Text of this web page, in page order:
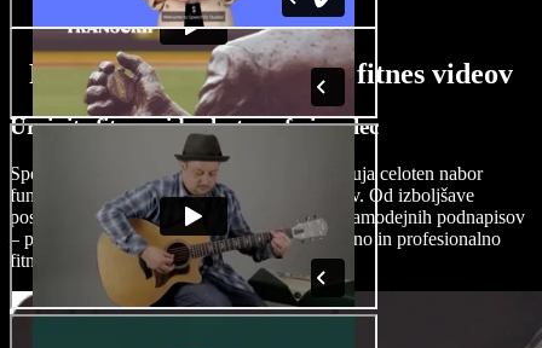
Funkcije AI ustvarjalnika fitnes videov
Urejajte fitnes videe kot profesionalec
Speechify Studio z naprednimi AI orodji ponuja celoten nabor
funkcij za profesionalno urejanje fitnes videev. Od izboljšave
posnetkov vadbe do dovršenih prehodov in samodejnih podnapisov
– platforma nudi vse, kar potrebujete za odlično in profesionalno
fitnes vsebino.